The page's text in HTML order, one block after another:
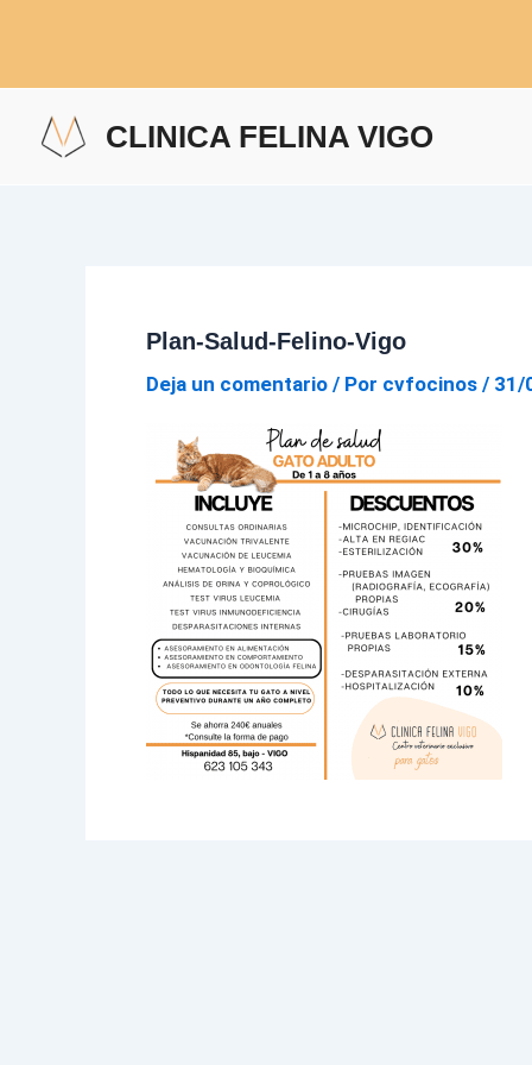
contenido
CLINICA FELINA VIGO
Plan-Salud-Felino-Vigo
Deja un comentario / Por cvfocinos / 31/